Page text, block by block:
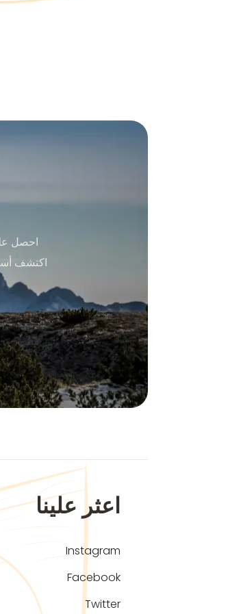
احصل
اكتشف
اعثر علينا
Instagram
Facebook
Twitter